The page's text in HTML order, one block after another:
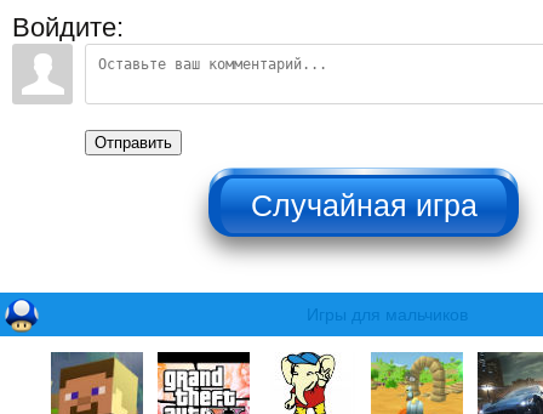
Войдите:
Отправить
НЕ НАЖИМАТЬ!!!
Игры для мальчиков